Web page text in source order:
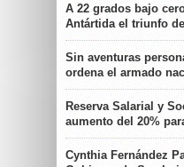
A 22 grados bajo
Antártida el triunfo
Sin aventuras
ordena el armado
Reserva Salarial y
aumento del 20%
Cynthia Fernández